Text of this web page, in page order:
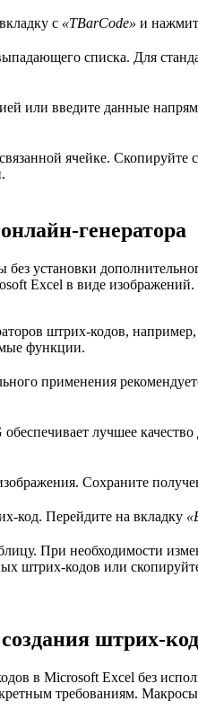
с «TBarCode» и
списка. Для
или введите данные
ячейке. Скопируйте
генератора
установки
Excel в виде
штрих-кодов,
функции.
применения
лучшее
Сохраните
код. Перейдите на вкладку
При необходимости
штрих-кодов или
штрих-
в Microsoft Excel без
требованиям.